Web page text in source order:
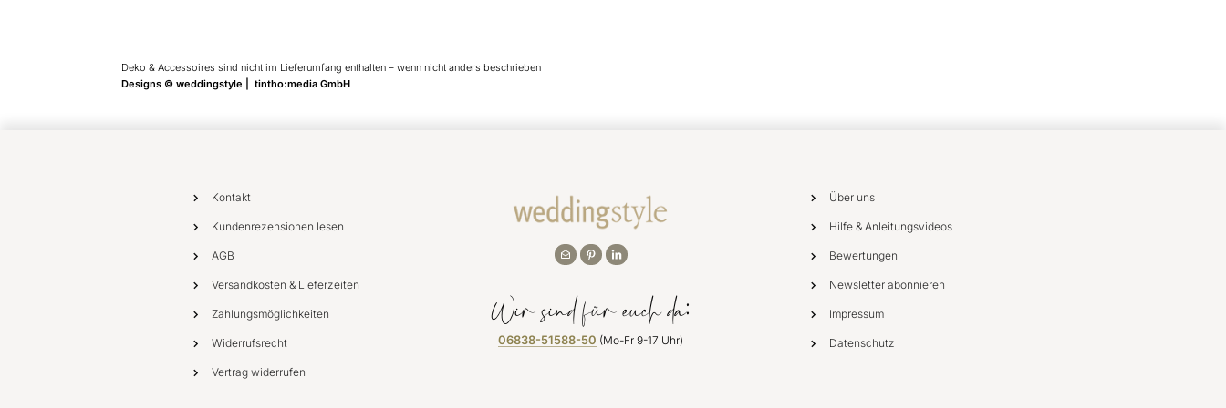
Deko & Accessoires sind nicht im Lieferumfang enthalten – wenn nicht anders beschrieben
Designs © weddingstyle | tintho:media GmbH
Kontakt
Kundenrezensionen lesen
AGB
Versandkosten & Lieferzeiten
Zahlungsmöglichkeiten
Widerrufsrecht
Vertrag widerrufen
Wir sind für euch da:
06838-51588-50 (Mo-Fr 9-17 Uhr)
Über uns
Hilfe & Anleitungsvideos
Bewertungen
Newsletter abonnieren
Impressum
Datenschutz